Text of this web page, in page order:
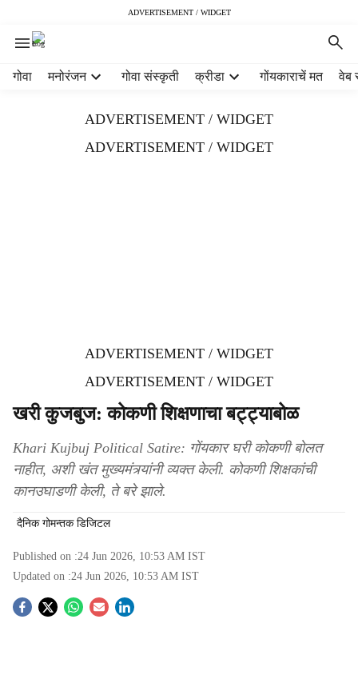
ADVERTISEMENT / WIDGET
गोवा मनोरंजन गोवा संस्कृती क्रीडा गोंयकाराचें मत वेब
ADVERTISEMENT / WIDGET
ADVERTISEMENT / WIDGET
ADVERTISEMENT / WIDGET
ADVERTISEMENT / WIDGET
खरी कुजबुज: कोकणी शिक्षणाचा बट्ट्याबोळ
Khari Kujbuj Political Satire: गोंयकार घरी कोकणी बोलत
नाहीत, अशी खंत मुख्यमंत्र्यांनी व्यक्त केली. कोकणी शिक्षकांची
कानउघाडणी केली, ते बरे झाले.
दैनिक गोमन्तक डिजिटल
Published on :24 Jun 2026, 10:53 AM IST
Updated on :24 Jun 2026, 10:53 AM IST
S